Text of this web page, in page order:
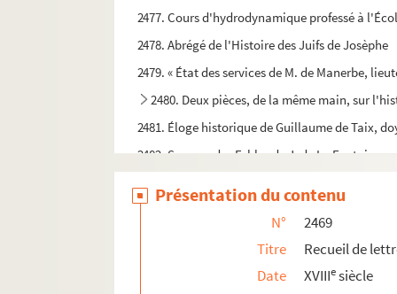
2477. Cours d'hydrodynamique professé à
2478. Abrégé de l'Histoire des Juifs de Josèphe
2479. « État des services de M. de Manerbe,
2480. Deux pièces, de la même main, sur
2481. Éloge historique de Guillaume de Taix,
2482. Sources des Fables de J. de La Fontaine
2484. « Il Manganello », poème italien
Présentation du contenu
N°
2469
Titre
Recueil de
Date
XVIIIesiècle